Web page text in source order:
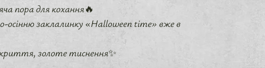
пора для кохання🔥
осінню заклалинку «Halloween time» вже в
золоте тиснення✨